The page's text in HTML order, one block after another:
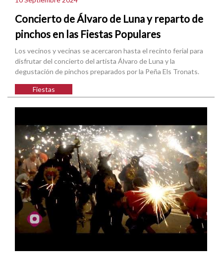
Concierto de Álvaro de Luna y reparto de
pinchos en las Fiestas Populares
Los vecinos y vecinas se acercaron hasta el recinto ferial para
disfrutar del concierto del artista Álvaro de Luna y la
degustación de pinchos preparados por la Peña Els Tronats.
Fiestas